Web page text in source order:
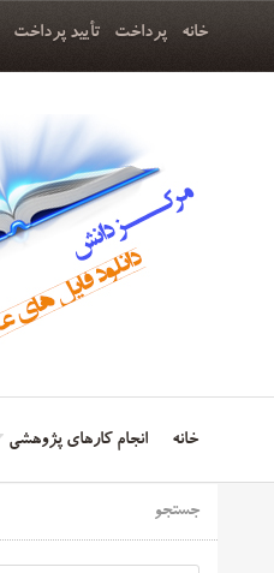
خانه پرداخت تأیید پرداخت
خانه انجام کارهای پژوهشی
جستجو